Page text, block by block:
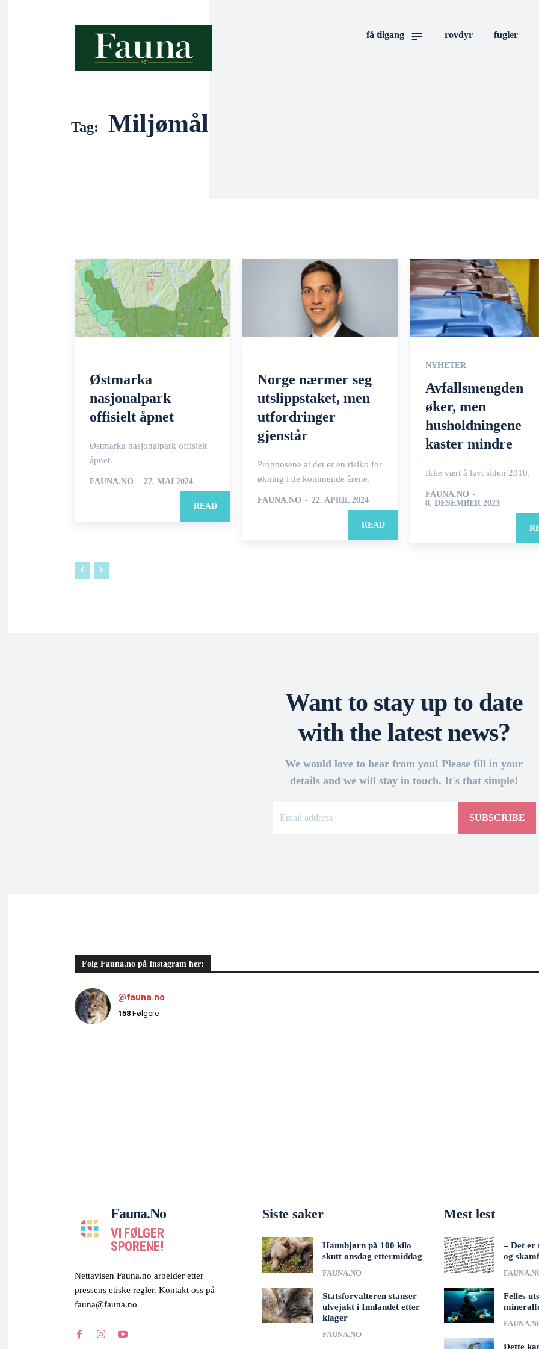
få tilgang rovdyr fugler
Tag: Miljømål
Østmarka
nasjonalpark
offisielt åpnet
Østmarka nasjonalpark offisielt
åpnet.
FAUNA.NO - 27. MAI 2024
READ
Norge nærmer seg
utslippstaket, men
utfordringer
gjenstår
Prognosene at det er en risiko for
økning i de kommende årene.
FAUNA.NO - 22. APRIL 2024
READ
NYHETER
Avfallsmengden
øker, men
husholdningene
kaster mindre
Ikke vært å lavt siden 2010.
FAUNA.NO -
8. DESEMBER 2023
Want to stay up to date
with the latest news?
We would love to hear from you! Please fill in your
details and we will stay in touch. It's that simple!
SUBSCRIBE
Følg Fauna.no på Instagram her:
@fauna.no
158 Følgere
Fauna.no
VI FØLGER
SPORENE!
Nettavisen Fauna.no arbeider etter
pressens etiske regler. Kontakt oss på
fauna@fauna.no
Siste saker
Hannbjørn på 100 kilo
skutt onsdag ettermiddag
FAUNA.NO
Statsforvalteren stanser
ulvejakt i Innlandet etter
klager
FAUNA.NO
Mest lest
– Det er
og
Felles
Dette